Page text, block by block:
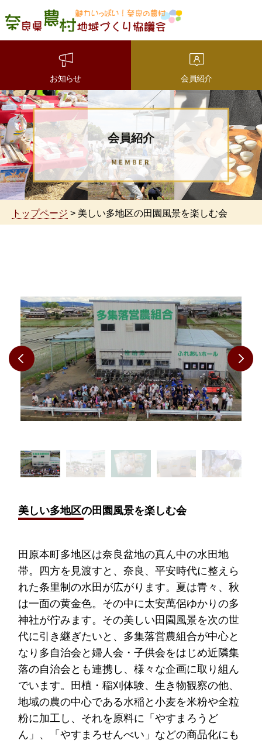
魅力いっぱい！奈良の農
村 奈良県農村地域づくり
お知らせ 会員紹介
会員紹介
トップページ > 美しい多地区の田園風景を楽しむ会
美しい多地区の田園風景を楽しむ会
田原本町多地区は奈良盆地の真ん中の水田地
帯。四方を見渡すと、奈良、平安時代に整えら
れた条里制の水田が広がります。夏は青々、秋
は一面の黄金色。その中に太安萬侶ゆかりの多
神社が佇みます。その美しい田園風景を次の世
代に引き継ぎたいと、多集落営農組合が中心と
なり多自治会と婦人会・子供会をはじめ近隣集
落の自治会とも連携し、様々な企画に取り組ん
でいます。田植・稲刈体験、生き物観察の他、
地域の農の中心である水稲と小麦を米粉や全粒
粉に加工し、それを原料に「やすまろうど
ん」、「やすまろせんべい」などの商品化にも